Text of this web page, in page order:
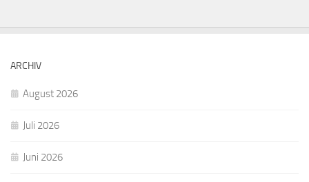
ARCHIV
August 2026
Juli 2026
Juni 2026